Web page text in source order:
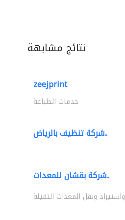
نتائج مشابهة
zeejprint
خدمات الطباعة
شركة تنظيف بالرياض..
شركة بقشان للمعدات..
واستيراد ونقل المعدات الثقيلة